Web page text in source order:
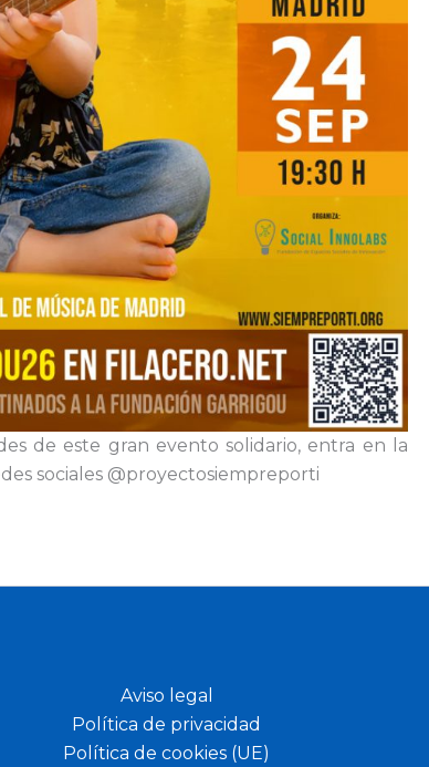
de este gran evento solidario, entra en la
sociales @proyectosiempreporti
Aviso legal
Política de privacidad
Política de cookies (UE)